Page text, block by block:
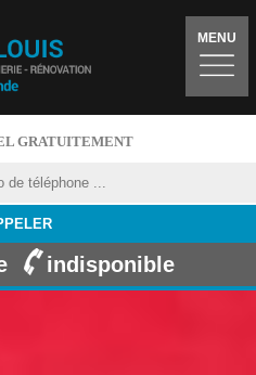
MENU
GRATUITEMENT
indisponible